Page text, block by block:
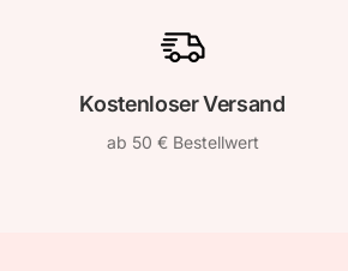
Kostenloser Versand
ab 50 € Bestellwert